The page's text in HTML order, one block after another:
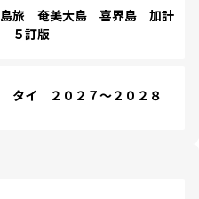
旅 奄美大島 喜界島 加計
５訂版
タイ ２０２７～２０２８